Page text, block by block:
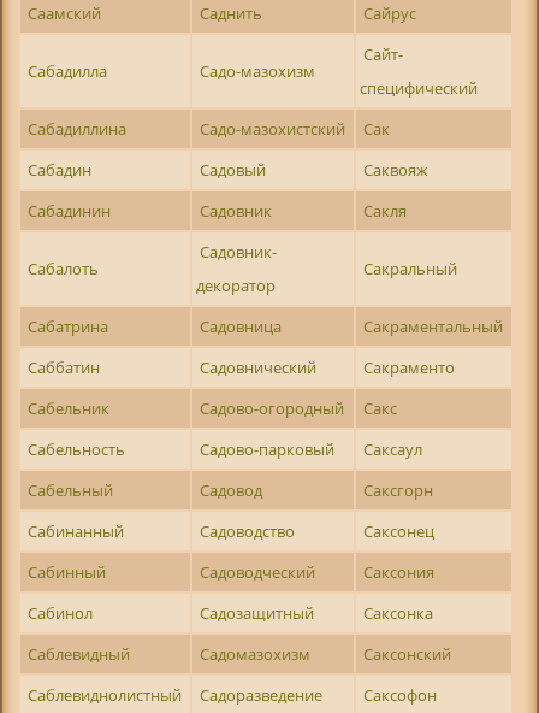
Саамский
Саднить Сайрус
Сабадилла Садо-мазохизм
Сайт-
специфический
Сабадиллина
Садо-мазохистский
Сак
Сабадин
Садовый
Саквояж
Сабадинин
Садовник Сакля
Сабалоть
Садовник-
декоратор
Сакральный
Сабатрина Садовница
Сакраментальный
Саббатин
Садовнический
Сакраменто
Сабельник
Садово-огородный
Сакс
Сабельность
Садово-парковый
Саксаул
Сабельный
Садовод
Саксгорн
Сабинанный
Садоводство
Саксонец
Сабинный
Садоводческий
Саксония
Сабинол
Садозащитный
Саксонка
Саблевидный
Садомазохизм
Саксонский
Саблевиднолистный
Садоразведение
Саксофон